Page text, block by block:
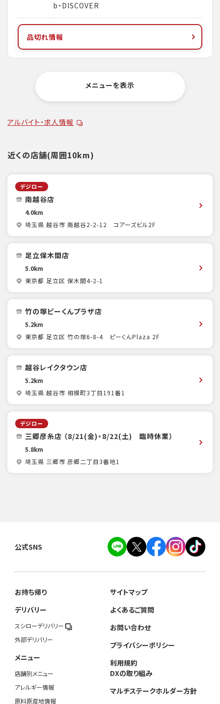
b・DISCOVER
品切れ情報
メニューを表示
アルバイト・求人情報
近くの店舗(周囲10km)
デジロー
南越谷店
4.0km
埼玉県 越谷市 南越谷2-2-12 コアーズビル2F
足立保木間店
5.0km
東京都 足立区 保木間4-2-1
竹の塚ピーくんプラザ店
5.2km
東京都 足立区 竹の塚6-8-4 ピーくんPlaza 2F
越谷レイクタウン店
5.2km
埼玉県 越谷市 相模町3丁目191番1
デジロー
三郷彦糸店 （8/21(金)・8/22(土) 臨時休業）
5.8km
埼玉県 三郷市 彦郷二丁目3番地1
公式SNS
お持ち帰り
デリバリー
スシローデリバリー
外部デリバリー
メニュー
店舗別メニュー
アレルギー情報
原料原産地情報
サイトマップ
よくあるご質問
お問い合わせ
プライバシーポリシー
利用規約
DXの取り組み
マルチステークホルダー方針